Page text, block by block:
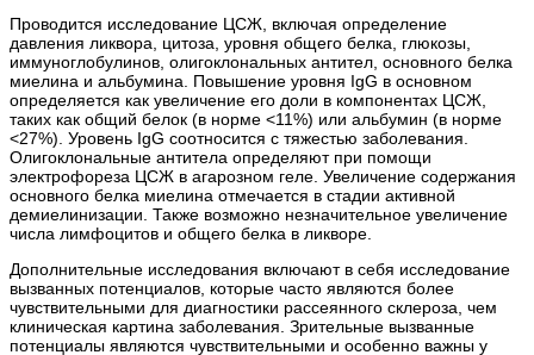
Проводится исследование ЦСЖ, включая определение
давления ликвора, цитоза, уровня общего белка, глюкозы,
иммуноглобулинов, олигоклональных антител, основного белка
миелина и альбумина. Повышение уровня IgG в основном
определяется как увеличение его доли в компонентах ЦСЖ,
таких как общий белок (в норме <11%) или альбумин (в норме
<27%). Уровень IgG соотносится с тяжестью заболевания.
Олигоклональные антитела определяют при помощи
электрофореза ЦСЖ в агарозном геле. Увеличение содержания
основного белка миелина отмечается в стадии активной
демиелинизации. Также возможно незначительное увеличение
числа лимфоцитов и общего белка в ликворе.
Дополнительные исследования включают в себя исследование
вызванных потенциалов, которые часто являются более
чувствительными для диагностики рассеянного склероза, чем
клиническая картина заболевания. Зрительные вызванные
потенциалы являются чувствительными и особенно важны у